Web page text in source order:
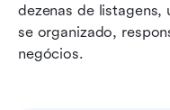
dezenas de listagens,
se organizado,
negócios.